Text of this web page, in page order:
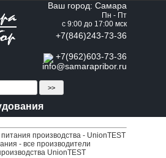
Ваш город: Самара
Пн - Пт
с 9:00 до 17:00 мск
+7(846)243-73-36
+7(962)603-73-36
info@samarapribor.ru
питания производства - UnionTEST
- все производители
UnionTEST